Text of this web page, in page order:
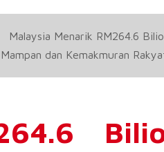
Malaysia Menarik RM264.6
dan Kemakmuran